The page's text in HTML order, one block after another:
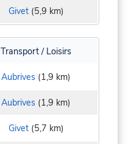
Givet(5,9 km)
Transport / Loisirs
Aubrives (1,9 km)
Aubrives (1,9 km)
Givet(5,7 km)